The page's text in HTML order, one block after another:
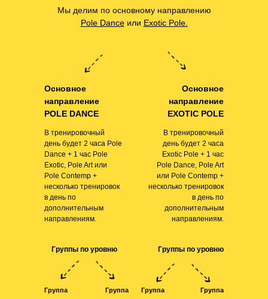
Основное
направление
POLE DANCE
В тренировочный
день будет 2 часа Pole
Dance + 1 час Pole
Exotic, Pole Art или
Pole Contemp +
несколько тренировок
в день по
дополнительным
направлениям.
В тренировочный
день будет 2 часа
Exotic Pole + 1 час
Pole Dance, Pole Art
или Pole Contemp +
несколько тренировок
в день по
дополнительным
направлениям.
Основное
направление
EXOTIC POLE
Группы по уровню
Группа
Мы делим по основному направлению
Pole Danceили Exotic Pole.
Группы по уровню
Группа
Группа
Группа